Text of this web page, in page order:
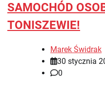
SAMOCHÓD
TONISZEWIE!
Marek Świdrak
30 stycznia
0